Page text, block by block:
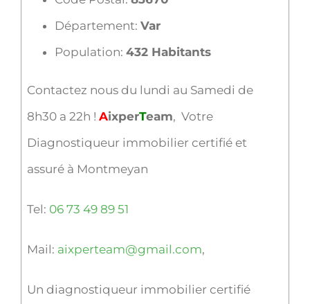
Département: Var
Population: 432 Habitants
Contactez nous du lundi au Samedi de
8h30 a 22h ! AixperTeam, Votre
Diagnostiqueur immobilier certifié et
assuré à Montmeyan
Tel: 06 73 49 89 51
Mail: aixperteam@gmail.com,
Un diagnostiqueur immobilier certifié